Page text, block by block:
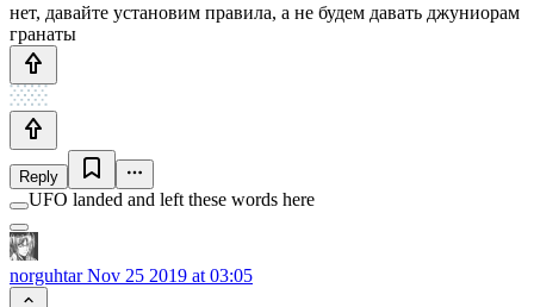
нет, давайте установим правила, а не будем давать джуниорам
гранаты
Reply
UFO landed and left these words here
norguhtarNov 25 2019 at 03:05